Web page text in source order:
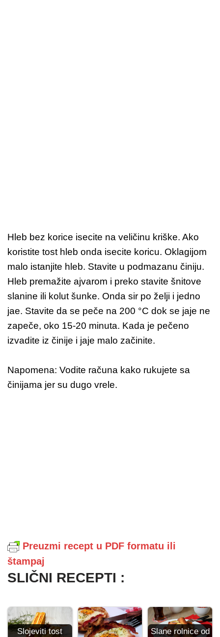
Hleb bez korice isecite na veličinu kriške. Ako
koristite tost hleb onda isecite koricu. Oklagijom
malo istanjite hleb. Stavite u podmazanu činiju.
Hleb premažite ajvarom i preko stavite šnitove
slanine ili kolut šunke. Onda sir po želji i jedno
jae. Stavite da se peče na 200 °C dok se jaje ne
zapeče, oko 15-20 minuta. Kada je pečeno
izvadite iz činije i jaje malo začinite.
Napomena: Vodite računa kako rukujete sa
činijama jer su dugo vrele.
Preuzmi recept u PDF formatu ili
štampaj
SLIČNI RECEPTI :
Slojeviti tost
Slane rolnice od